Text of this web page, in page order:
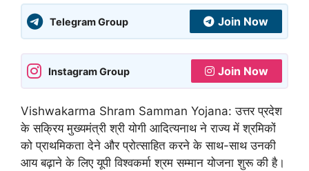
Telegram Group Join Now
Instagram Group Join Now
Vishwakarma Shram Samman Yojana: उत्तर प्रदेश
के सक्रिय मुख्यमंत्री श्री योगी आदित्यनाथ ने राज्य में श्रमिकों
को प्राथमिकता देने और प्रोत्साहित करने के साथ-साथ उनकी
आय बढ़ाने के लिए यूपी विश्वकर्मा श्रम सम्मान योजना शुरू की है।